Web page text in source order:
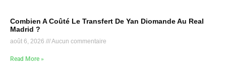
Combien A Coûté Le Transfert De Yan Diomande Au Real
Madrid ?
août 6, 2026 Aucun commentaire
Read More »